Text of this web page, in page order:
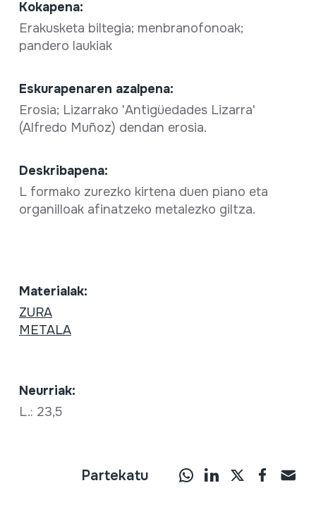
Kokapena:
Erakusketa biltegia; menbranofonoak;
pandero laukiak
Eskurapenaren azalpena:
Erosia; Lizarrako 'Antigüedades Lizarra'
(Alfredo Muñoz) dendan erosia.
Deskribapena:
L formako zurezko kirtena duen piano eta
organilloak afinatzeko metalezko giltza.
Materialak:
ZURA
METALA
Neurriak:
L.: 23,5
Partekatu